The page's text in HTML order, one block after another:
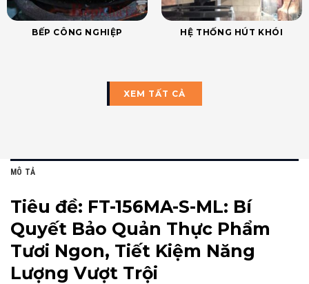
BẾP CÔNG NGHIỆP HỆ THỐNG HÚT KHÓI
XEM TẤT CẢ
MÔ TẢ
Tiêu đề: FT-156MA-S-ML: Bí
Quyết Bảo Quản Thực Phẩm
Tươi Ngon, Tiết Kiệm Năng
Lượng Vượt Trội